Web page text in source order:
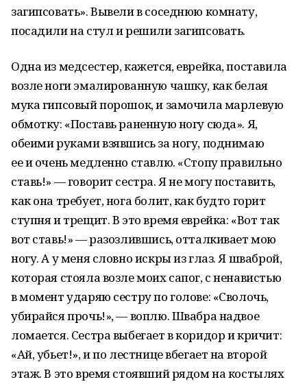
загипсовать». Вывели в соседнюю комнату,
посадили на стул и решили загипсовать.
Одна из медсестер, кажется, еврейка, поставила
возле ноги эмалированную чашку, как белая
мука гипсовый порошок, и замочила марлевую
обмотку: «Поставь раненную ногу сюда». Я,
обеими руками взявшись за ногу, поднимаю
ее и очень медленно ставлю. «Стопу правильно
ставь!» — говорит сестра. Я не могу поставить,
как она требует, нога болит, как будто горит
ступня и трещит. В это время еврейка: «Вот так
вот ставь!» — разозлившись, отталкивает мою
ногу. А у меня словно искры из глаз. Я шваброй,
которая стояла возле моих сапог, с ненавистью
в момент ударяю сестру по голове: «Сволочь,
убирайся прочь!», — воплю. Швабра надвое
ломается. Сестра выбегает в коридор и кричит:
«Ай, убьет!», и по лестнице вбегает на второй
этаж. В это время стоявший рядом на костылях